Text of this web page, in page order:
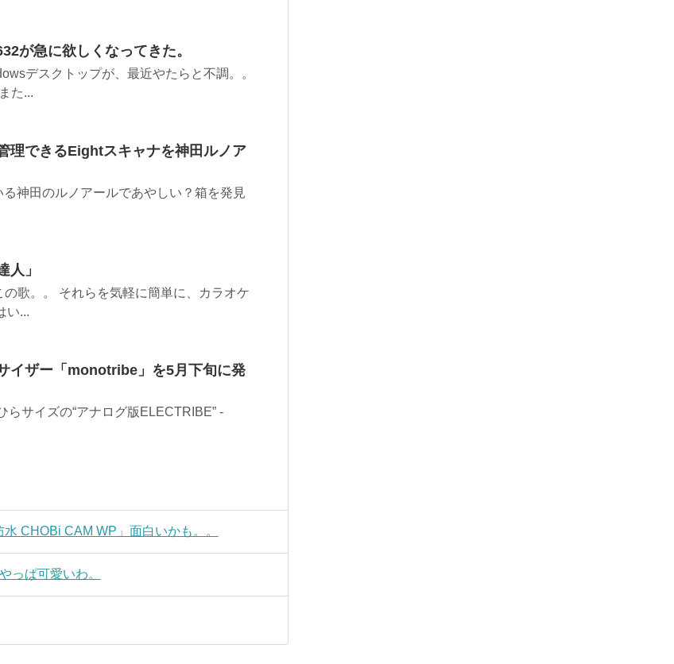
が急に欲しくなってきた。
デスクトップが、最近やたらと不調。。
た...
理できるEightスキャナを神田ルノア
神田のルノアールであやしい？箱を発見
人」
歌。。 それらを気軽に簡単に、カラオケ
い...
イザー「monotribe」を5月下旬に発
サイズの“アナログ版ELECTRIBE” -
CHOBi CAM WP」面白いかも。。
っぱ可愛いわ。